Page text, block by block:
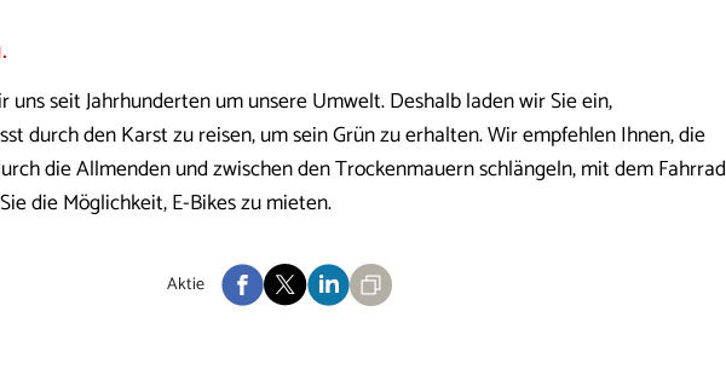
uns seit Jahrhunderten um unsere Umwelt. Deshalb laden wir Sie ein,
durch den Karst zu reisen, um sein Grün zu erhalten. Wir empfehlen Ihnen, die
die Allmenden und zwischen den Trockenmauern schlängeln, mit dem Fahrrad
die Möglichkeit, E-Bikes zu mieten.
Aktie